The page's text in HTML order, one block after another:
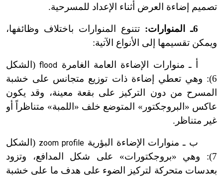
تصميم إضاءة العرض أثناء الإعداد للمسرحية.
6ـ المنوارات:
تتنوع المنوارات باختلاف وظائفها،
ويمكن تقسيمها إلى الأنواع الآتية:
أ ـ منوارات الإضاءة العامة الغامرة flood(الشكل
6): وهي تعطي إضاءة ذات توزيع متجانس على خشبة
المسرح من دون التركيز على بقعة معينة، وقد يكون
عاكس «البروجكتور» المتوضع خلف «اللمبة» متناظراً أو
غير متناظر.
ب ـ منوارات الإضاءة البؤريةzoom profile (الشكل
7): وهي «بروجكتورات» على شكل المدافع، وتزود
بعدسات متحركة لتركيز الضوء على هدف ما على خشبة